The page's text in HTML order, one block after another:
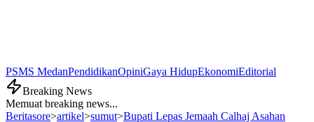
PSMS MedanPendidikanOpiniGaya HidupEkonomiEditorial
Breaking News
Memuat breaking news...
Beritasore>artikel>sumut>Bupati Lepas Jemaah Calhaj Asahan